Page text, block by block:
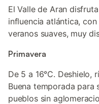
El Valle de Aran
influencia atlántica,
veranos suaves, muy
Primavera
De 5 a 16°C. Deshielo,
Buena temporada para
pueblos sin